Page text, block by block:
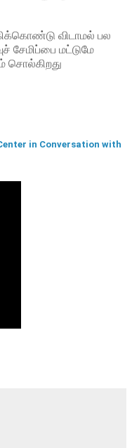
விடாமல் பல
சேமிப்பை மட்டுமே
சொல்கிறது
in Conversation with